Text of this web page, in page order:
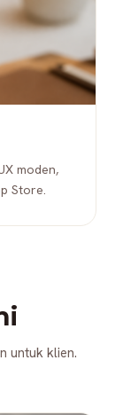
moden,
Store.
untuk klien.